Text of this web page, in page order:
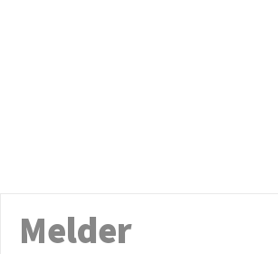
Melder